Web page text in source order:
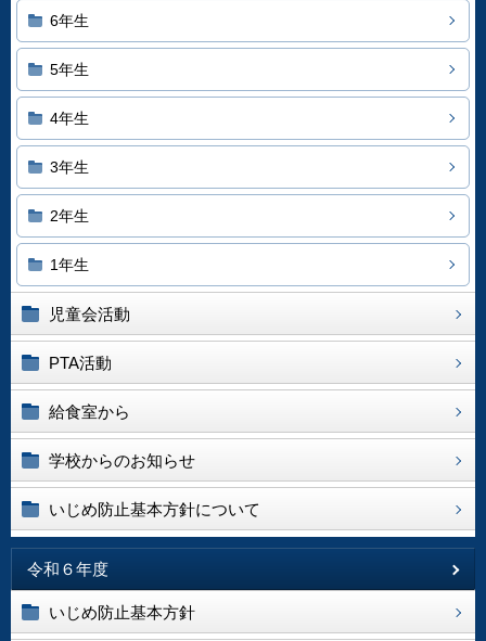
6年生
5年生
4年生
3年生
2年生
1年生
児童会活動
PTA活動
給食室から
学校からのお知らせ
いじめ防止基本方針について
令和６年度
いじめ防止基本方針